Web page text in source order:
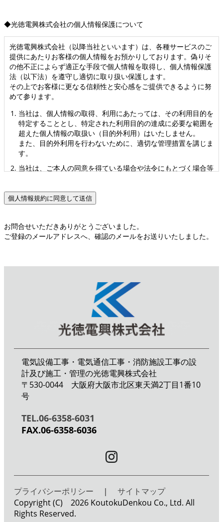
◆光徳電興株式会社の個人情報保護について
光徳電興株式会社（以降当社といいます）は、各種サービスのご
提供にあたりお客様の個人情報をお預かりしております。偽りそ
の他不正によらず適正な手段で個人情報を取得し、個人情報保護
法（以下法）を遵守し適切に取り扱い保護します。
その上でお客様に更なる信頼性と安心感をご提供できるように努
めて参ります。
当社は、個人情報の取得、利用にあたっては、その利用目的を
特定することとし、特定された利用目的の達成に必要な範囲を
超えた個人情報の取扱い（目的外利用）はいたしません。
また、目的外利用を行わないために、適切な管理措置を講じま
す。
当社は、ご本人の同意を得ている場合や法令にもとづく場合等
当社は、個人情報の取扱いに関する苦情及び相談を受けた場合
間内に誠意をもって対応いたします。
当社は、お客様からご自身に関する情報の開示のご依頼があっ
また、お客様に関する情報が不正確である場合には、正確なも
お客様は、お客様の個人情報の利用や第三者への提供について
お客様がご希望されない場合は以下の問い合わせ先まで申し出
ただし、利用・第三者への提供の停止の結果ご提供サービス等
の関連する情報やサービスの提供が利用できなくなる場合があ
当社は、取得した個人情報を適切に管理するため、組織的・人
的・物理的・技術的な安全対策措置を講じ、個人情報の漏え
い、滅失又はき損の防止及び是正に取り組みます。
当社は、社会情勢・環境の変化を踏まえて、継続的に個人情報
保護マネジメントシステムを見直し、個人情報保護への取り組
【お問い合わせ先】
〒530-0044 大阪市北区東天満2丁目1番10号
TEL.06-6358-6031 FAX.06-6358-6036
お問合せいただきありがとうございました。
ご登録のメールアドレスへ、確認のメールをお送りいたしました。
電気設備工事・電気通信工事・消防施設工事の設
計及び施工・管理の光徳電興株式会社
〒530-0044 大阪府大阪市北区東天満2丁目1番10
号
TEL.06-6358-6031
FAX.06-6358-6036
プライバシーポリシー ｜ サイトマップ
Copyright (C) 2026 KoutokuDenkou Co., Ltd. All
Rights Reserved.